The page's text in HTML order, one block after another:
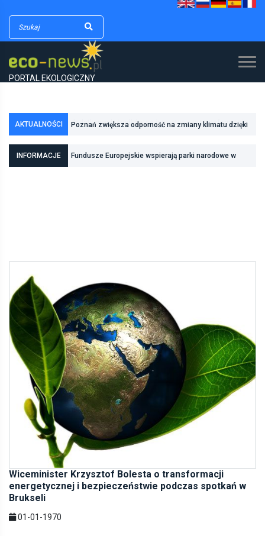
PORTAL EKOLOGICZNY
AKTUALNOŚCI Poznań zwiększa odporność na zmiany klimatu dzięki
INFORMACJE
Fundusze Europejskie wspierają parki narodowe w
Wiceminister Krzysztof Bolesta o transformacji
energetycznej i bezpieczeństwie podczas spotkań w
Brukseli
01-01-1970